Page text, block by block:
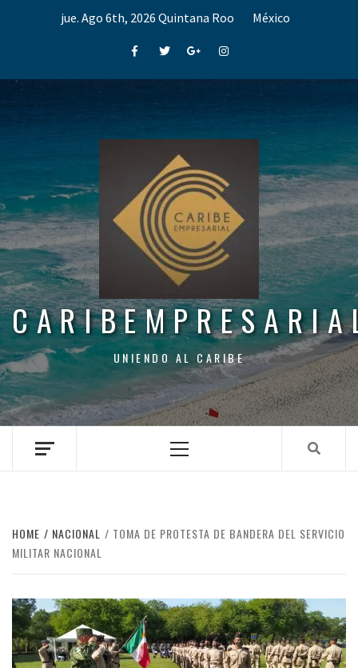
jue. Ago 6th, 2026 Quintana Roo México
FacebookTwitterGoogle+Instagram
UNIENDO AL CARIBE
Menu
HOME NACIONAL
TOMA DE PROTESTA DE BANDERA DEL SERVICIO
MILITAR NACIONAL